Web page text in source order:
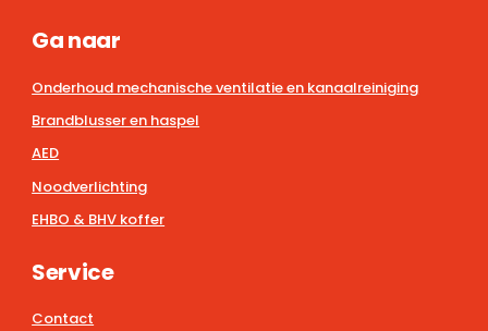
Ga naar
Onderhoud mechanische ventilatie en kanaalreiniging
Brandblusser en haspel
AED
Noodverlichting
EHBO & BHV koffer
Service
Contact